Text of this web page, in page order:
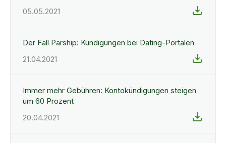
05.05.2021
Der Fall Parship: Kündigungen bei Dating-Portalen
21.04.2021
Immer mehr Gebühren: Kontokündigungen steigen
um 60 Prozent
20.04.2021